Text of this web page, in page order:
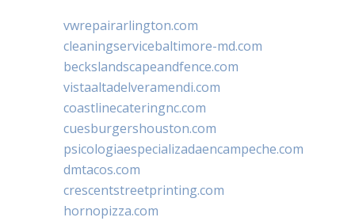
vwrepairarlington.com
cleaningservicebaltimore-md.com
beckslandscapeandfence.com
vistaaltadelveramendi.com
coastlinecateringnc.com
cuesburgershouston.com
psicologiaespecializadaencampeche.com
dmtacos.com
crescentstreetprinting.com
hornopizza.com